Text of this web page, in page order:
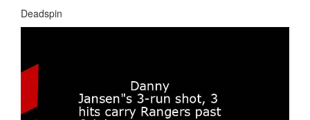
Deadspin